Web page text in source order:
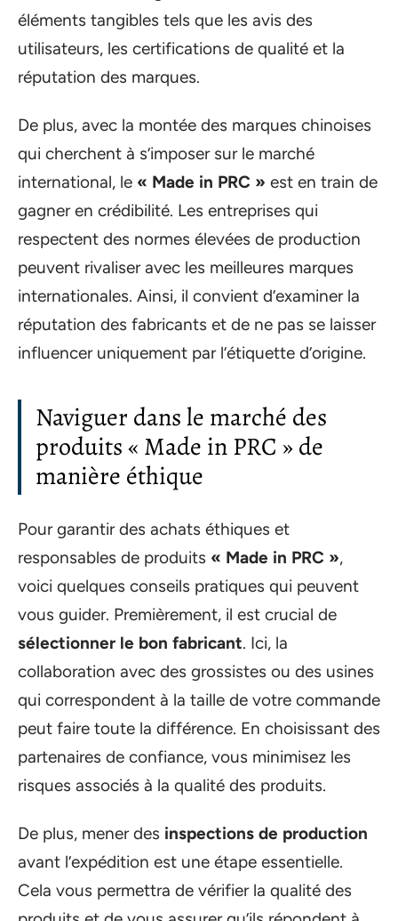
éléments tangibles tels que les avis des
utilisateurs, les certifications de qualité et la
réputation des marques.
De plus, avec la montée des marques chinoises
qui cherchent à s’imposer sur le marché
international, le « Made in PRC » est en train de
gagner en crédibilité. Les entreprises qui
respectent des normes élevées de production
peuvent rivaliser avec les meilleures marques
internationales. Ainsi, il convient d’examiner la
réputation des fabricants et de ne pas se laisser
influencer uniquement par l’étiquette d’origine.
Naviguer dans le marché des
produits « Made in PRC » de
manière éthique
Pour garantir des achats éthiques et
responsables de produits « Made in PRC »,
voici quelques conseils pratiques qui peuvent
vous guider. Premièrement, il est crucial de
sélectionner le bon fabricant. Ici, la
collaboration avec des grossistes ou des usines
qui correspondent à la taille de votre commande
peut faire toute la différence. En choisissant des
partenaires de confiance, vous minimisez les
risques associés à la qualité des produits.
De plus, mener des inspections de production
avant l’expédition est une étape essentielle.
Cela vous permettra de vérifier la qualité des